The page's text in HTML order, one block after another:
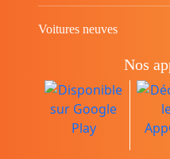
Voitures neuves
Nos